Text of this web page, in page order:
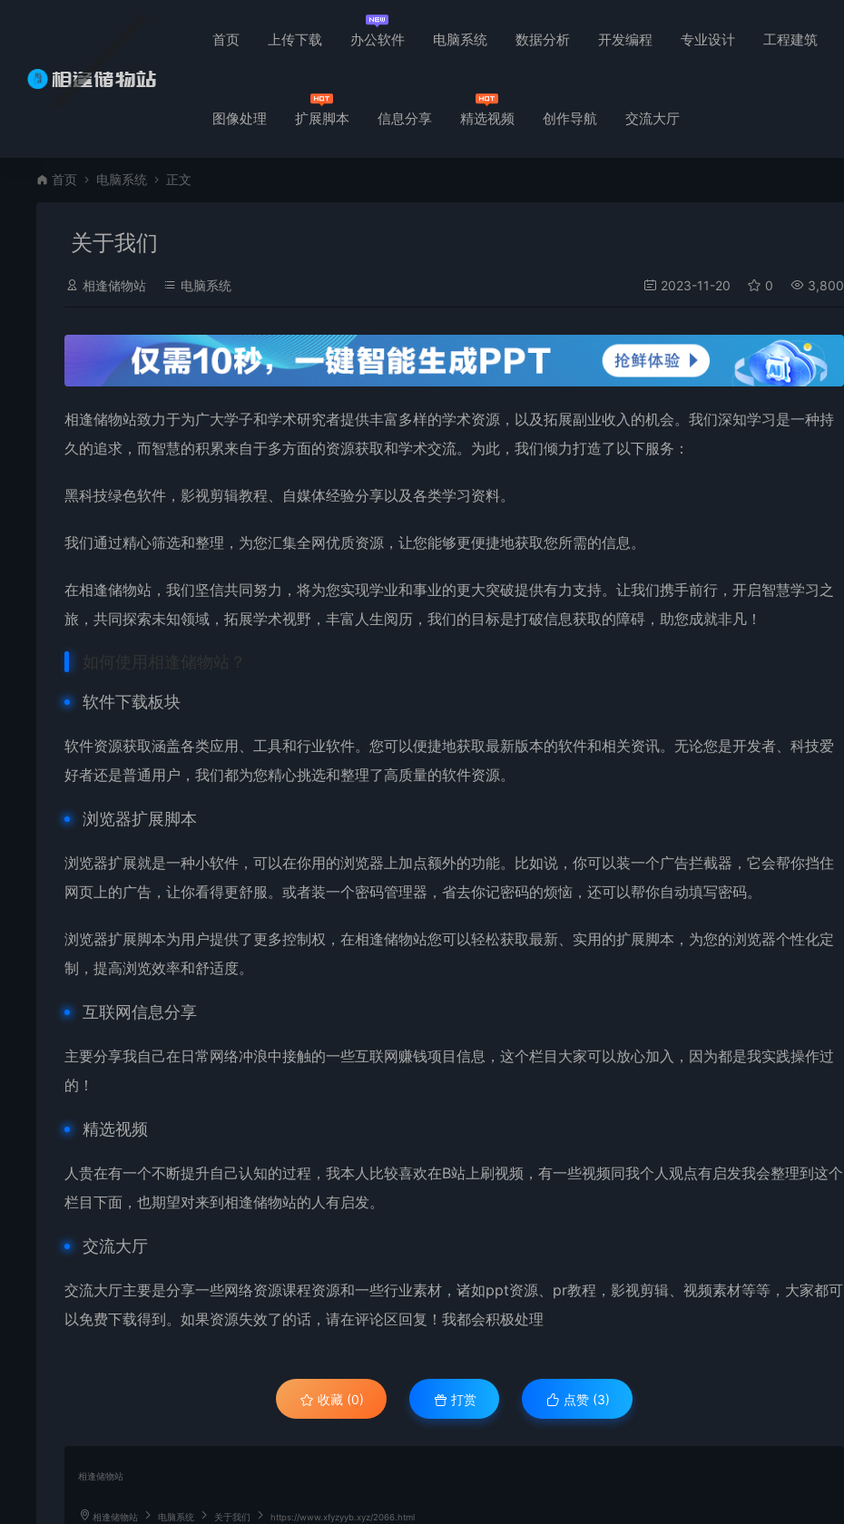
首页 上传下载 办公软件 电脑系统 数据分析 开发编程 专业设计 工程建筑
图像处理 扩展脚本 信息分享 精选视频 创作导航 交流大厅
首页 电脑系统 正文
关于我们
相逢储物站 电脑系统 2023-11-20 0 3,800
相逢储物站致力于为广大学子和学术研究者提供丰富多样的学术资源，以及拓展副业收入的机会。我们深知学习是一种持
久的追求，而智慧的积累来自于多方面的资源获取和学术交流。为此，我们倾力打造了以下服务：
黑科技绿色软件，影视剪辑教程、自媒体经验分享以及各类学习资料。
我们通过精心筛选和整理，为您汇集全网优质资源，让您能够更便捷地获取您所需的信息。
在相逢储物站，我们坚信共同努力，将为您实现学业和事业的更大突破提供有力支持。让我们携手前行，开启智慧学习之
旅，共同探索未知领域，拓展学术视野，丰富人生阅历，我们的目标是打破信息获取的障碍，助您成就非凡！
如何使用相逢储物站？
软件下载板块
软件资源获取涵盖各类应用、工具和行业软件。您可以便捷地获取最新版本的软件和相关资讯。无论您是开发者、科技爱
好者还是普通用户，我们都为您精心挑选和整理了高质量的软件资源。
浏览器扩展脚本
浏览器扩展就是一种小软件，可以在你用的浏览器上加点额外的功能。比如说，你可以装一个广告拦截器，它会帮你挡住
网页上的广告，让你看得更舒服。或者装一个密码管理器，省去你记密码的烦恼，还可以帮你自动填写密码。
浏览器扩展脚本为用户提供了更多控制权，在相逢储物站您可以轻松获取最新、实用的扩展脚本，为您的浏览器个性化定
制，提高浏览效率和舒适度。
互联网信息分享
主要分享我自己在日常网络冲浪中接触的一些互联网赚钱项目信息，这个栏目大家可以放心加入，因为都是我实践操作过
的！
精选视频
人贵在有一个不断提升自己认知的过程，我本人比较喜欢在B站上刷视频，有一些视频同我个人观点有启发我会整理到这个
栏目下面，也期望对来到相逢储物站的人有启发。
交流大厅
交流大厅主要是分享一些网络资源课程资源和一些行业素材，诸如ppt资源、pr教程，影视剪辑、视频素材等等，大家都可
以免费下载得到。如果资源失效了的话，请在评论区回复！我都会积极处理
收藏 (0) 打赏 点赞 (3)
相逢储物站
相逢储物站 电脑系统 关于我们 https://www.xfyzyyb.xyz/2066.html